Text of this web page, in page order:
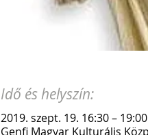
Idő és helyszín:
2019. szept. 19. 16:30 – 19:00
Genfi Magyar Kulturális